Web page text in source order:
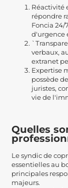
Réactivité
répondre
Foncia 24/
d'urgence
verbaux,
extranet
Expertise
possède
juristes,
vie de
Quelles
Le syndic de
essentielles au
principales
majeurs.